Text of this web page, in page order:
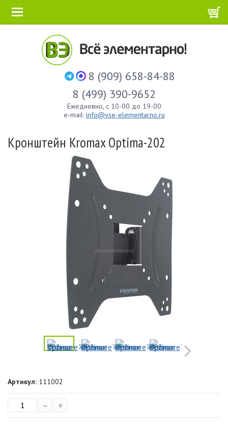
8 (909) 658-84-88
8 (499) 390-9652
Ежедневно, с 10-00 до 19-00
e-mail: info@vse-elementarno.ru
Кронштейн Kromax Optima-202
Артикул: 111002
– +